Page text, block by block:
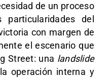
de un proceso
del
con margen de
el escenario que
Street: una landslide
operación interna y